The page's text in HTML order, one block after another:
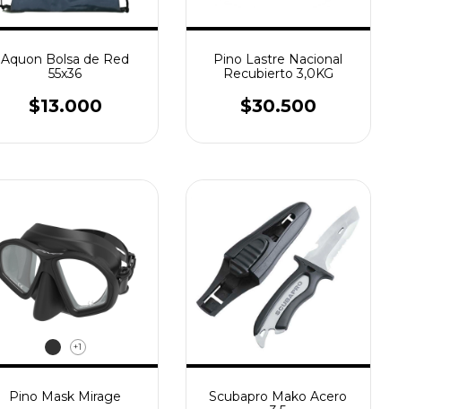
Aquon Bolsa de Red
55x36
$13.000
Pino Lastre Nacional
Recubierto 3,0KG
$30.500
+1
Pino Mask Mirage
Scubapro Mako Acero